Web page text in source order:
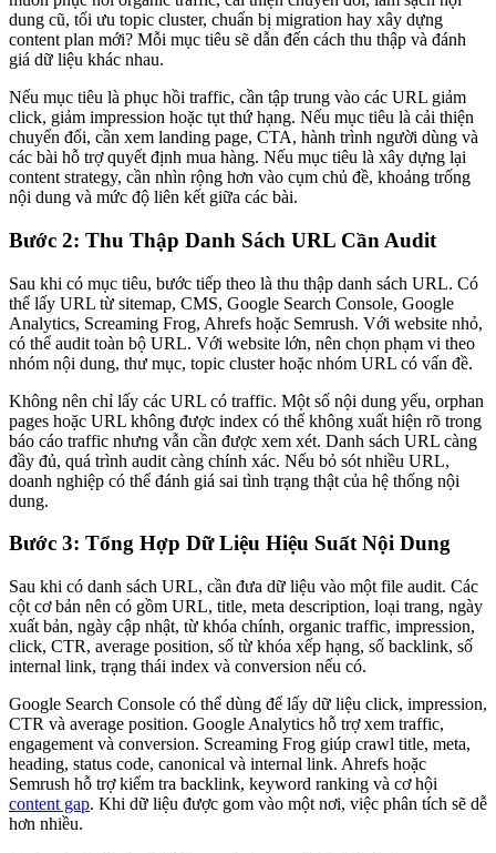
dung cũ, tối ưu topic cluster, chuẩn bị migration hay xây dựng
content plan mới? Mỗi mục tiêu sẽ dẫn đến cách thu thập và đánh
giá dữ liệu khác nhau.
Nếu mục tiêu là phục hồi traffic, cần tập trung vào các URL giảm
click, giảm impression hoặc tụt thứ hạng. Nếu mục tiêu là cải thiện
chuyển đổi, cần xem landing page, CTA, hành trình người dùng và
các bài hỗ trợ quyết định mua hàng. Nếu mục tiêu là xây dựng lại
content strategy, cần nhìn rộng hơn vào cụm chủ đề, khoảng trống
nội dung và mức độ liên kết giữa các bài.
Bước 2: Thu Thập Danh Sách URL Cần Audit
Sau khi có mục tiêu, bước tiếp theo là thu thập danh sách URL. Có
thể lấy URL từ sitemap, CMS, Google Search Console, Google
Analytics, Screaming Frog, Ahrefs hoặc Semrush. Với website nhỏ,
có thể audit toàn bộ URL. Với website lớn, nên chọn phạm vi theo
nhóm nội dung, thư mục, topic cluster hoặc nhóm URL có vấn đề.
Không nên chỉ lấy các URL có traffic. Một số nội dung yếu, orphan
pages hoặc URL không được index có thể không xuất hiện rõ trong
báo cáo traffic nhưng vẫn cần được xem xét. Danh sách URL càng
đầy đủ, quá trình audit càng chính xác. Nếu bỏ sót nhiều URL,
doanh nghiệp có thể đánh giá sai tình trạng thật của hệ thống nội
dung.
Bước 3: Tổng Hợp Dữ Liệu Hiệu Suất Nội Dung
Sau khi có danh sách URL, cần đưa dữ liệu vào một file audit. Các
cột cơ bản nên có gồm URL, title, meta description, loại trang, ngày
xuất bản, ngày cập nhật, từ khóa chính, organic traffic, impression,
click, CTR, average position, số từ khóa xếp hạng, số backlink, số
internal link, trạng thái index và conversion nếu có.
Google Search Console có thể dùng để lấy dữ liệu click, impression,
CTR và average position. Google Analytics hỗ trợ xem traffic,
engagement và conversion. Screaming Frog giúp crawl title, meta,
heading, status code, canonical và internal link. Ahrefs hoặc
Semrush hỗ trợ kiểm tra backlink, keyword ranking và cơ hội
content gap. Khi dữ liệu được gom vào một nơi, việc phân tích sẽ dễ
hơn nhiều.